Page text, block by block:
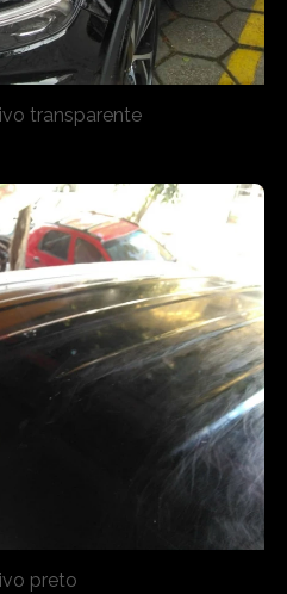
transparente
preto